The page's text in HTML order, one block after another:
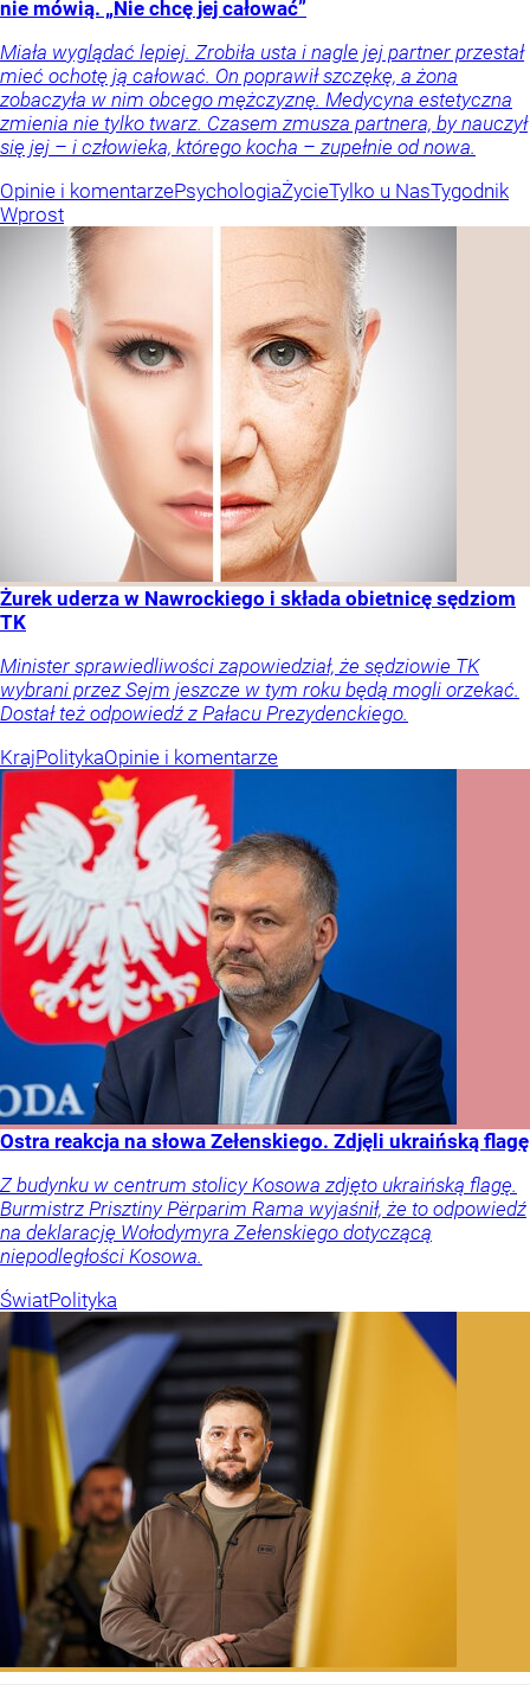
nie mówią. „Nie chcę jej całować”
Miała wyglądać lepiej. Zrobiła usta i nagle jej partner przestał
mieć ochotę ją całować. On poprawił szczękę, a żona
zobaczyła w nim obcego mężczyznę. Medycyna estetyczna
zmienia nie tylko twarz. Czasem zmusza partnera, by nauczył
się jej – i człowieka, którego kocha – zupełnie od nowa.
Opinie i komentarzePsychologiaŻycieTylko u NasTygodnik
Wprost
Żurek uderza w Nawrockiego i składa obietnicę sędziom
TK
Minister sprawiedliwości zapowiedział, że sędziowie TK
wybrani przez Sejm jeszcze w tym roku będą mogli orzekać.
Dostał też odpowiedź z Pałacu Prezydenckiego.
KrajPolitykaOpinie i komentarze
Ostra reakcja na słowa Zełenskiego. Zdjęli ukraińską flagę
Z budynku w centrum stolicy Kosowa zdjęto ukraińską flagę.
Burmistrz Prisztiny Përparim Rama wyjaśnił, że to odpowiedź
na deklarację Wołodymyra Zełenskiego dotyczącą
niepodległości Kosowa.
ŚwiatPolityka